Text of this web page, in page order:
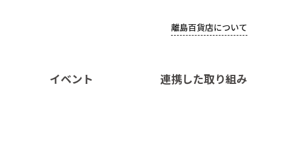
離島百貨店について
イベント 連携した取り組み